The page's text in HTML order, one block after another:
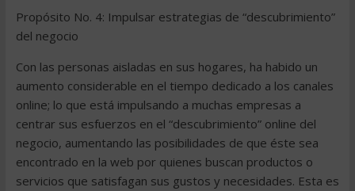
Propósito No. 4: Impulsar estrategias de “descubrimiento”
del negocio
Con las personas aisladas en sus hogares, ha habido un
aumento considerable en el tiempo dedicado a los canales
online; lo que está impulsando a muchas empresas a
centrar sus esfuerzos en el “descubrimiento” online del
negocio, aumentando las posibilidades de que éste sea
encontrado en la web por quienes buscan productos o
servicios que satisfagan sus gustos y necesidades. Esta es